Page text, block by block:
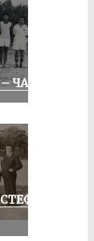
ЧАСТ I